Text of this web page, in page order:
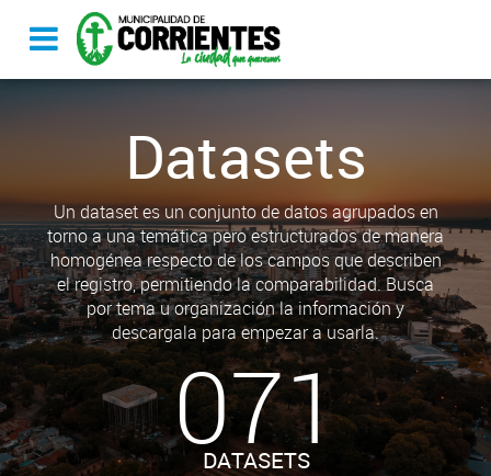
Datasets
Un dataset es un conjunto de datos agrupados en
torno a una temática pero estructurados de manera
homogénea respecto de los campos que describen
el registro, permitiendo la comparabilidad. Busca
por tema u organización la información y
descargala para empezar a usarla.
071
DATASETS